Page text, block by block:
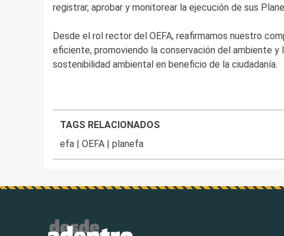
registrar, aprobar y monitorear la ejecución de sus
Desde el rol rector del OEFA, reafirmamos nuestro
eficiente, promoviendo la conservación del ambiente
sostenibilidad ambiental en beneficio de la ciudadanía.
TAGS RELACIONADOS
efa |OEFA |planefa